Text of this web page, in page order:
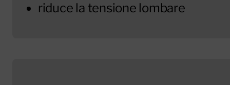
riduce la tensione lombare